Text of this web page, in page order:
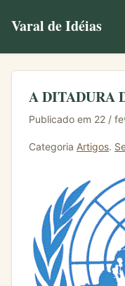
Varal de Idéias
A DITADURA
Publicado em 22 /
Categoria Artigos.